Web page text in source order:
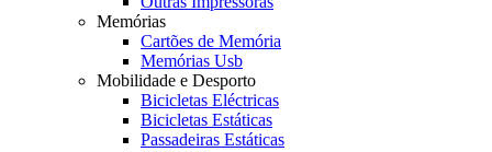
Memórias
Cartões de Memória
Memórias Usb
Mobilidade e Desporto
Bicicletas Eléctricas
Bicicletas Estáticas
Passadeiras Estáticas